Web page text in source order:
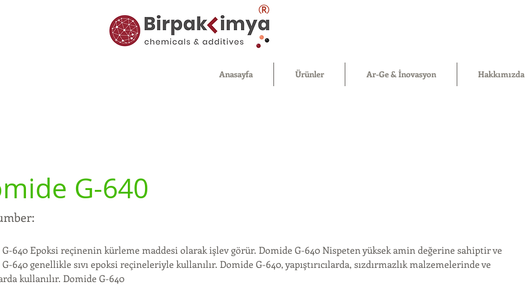
®
Anasayfa Ürünler Ar-Ge & İnovasyon Hakkımızda
G-640
640 Epoksi reçinenin kürleme maddesi olarak işlev görür. Domide G-640 Nispeten yüksek amin değerine sahiptir ve
640 genellikle sıvı epoksi reçineleriyle kullanılır. Domide G-640, yapıştırıcılarda, sızdırmazlık malzemelerinde ve
kullanılır. Domide G-640